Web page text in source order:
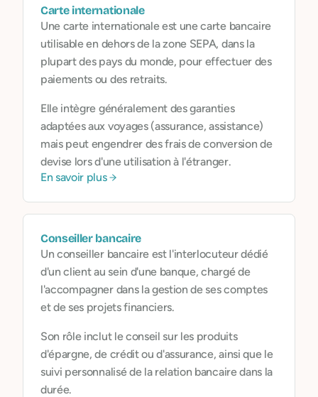
Carte internationale
Une carte internationale est une carte bancaire
utilisable en dehors de la zone SEPA, dans la
plupart des pays du monde, pour effectuer des
paiements ou des retraits.
Elle intègre généralement des garanties
adaptées aux voyages (assurance, assistance)
mais peut engendrer des frais de conversion de
devise lors d'une utilisation à l'étranger.
En savoir plus
Conseiller bancaire
Un conseiller bancaire est l'interlocuteur dédié
d'un client au sein d'une banque, chargé de
l'accompagner dans la gestion de ses comptes
et de ses projets financiers.
Son rôle inclut le conseil sur les produits
d'épargne, de crédit ou d'assurance, ainsi que le
suivi personnalisé de la relation bancaire dans la
durée.